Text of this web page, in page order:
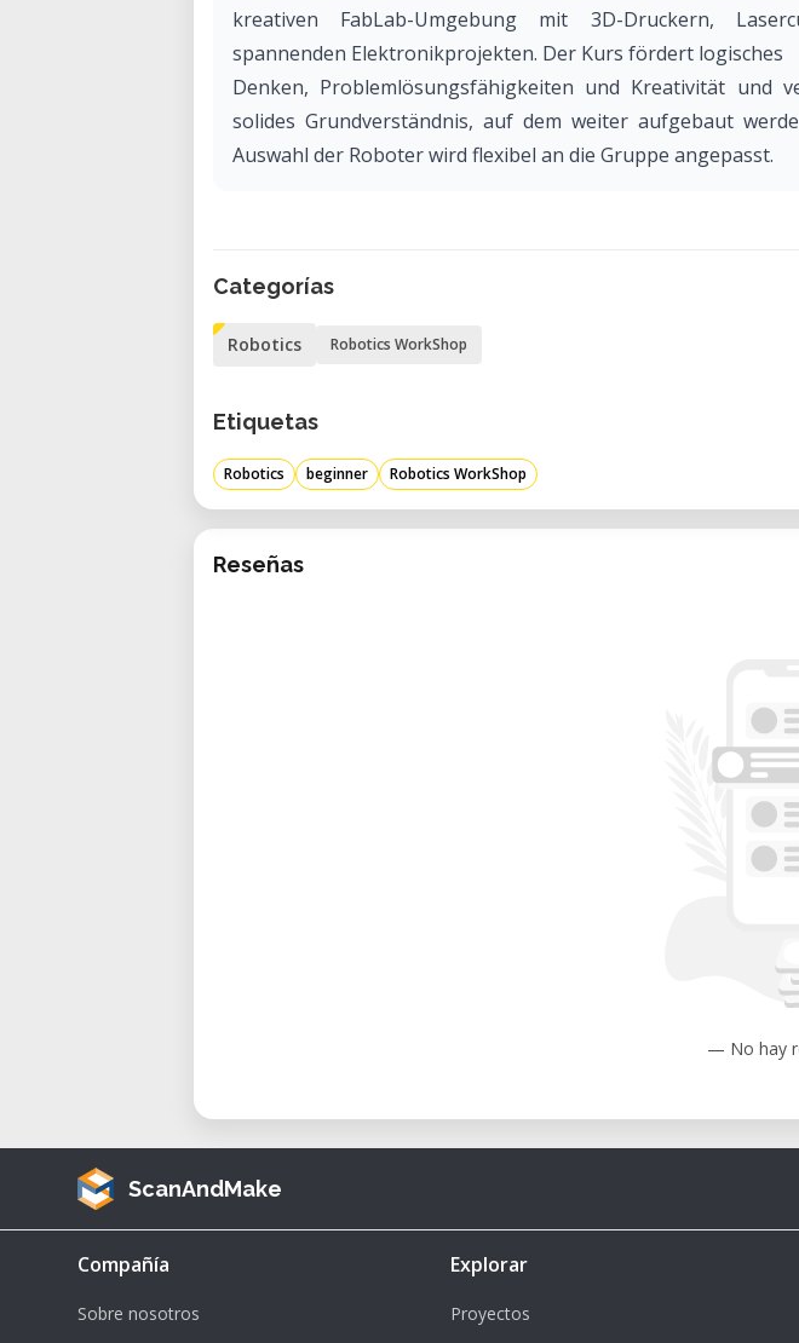
kreativen FabLab-Umgebung mit 3D-Druckern,
spannenden Elektronikprojekten. Der Kurs fördert logisches
Denken, Problemlösungsfähigkeiten und Kreativität und
solides Grundverständnis, auf dem weiter aufgebaut
Auswahl der Roboter wird flexibel an die Gruppe angepasst.
Categorías
Robotics Robotics WorkShop
Etiquetas
Robotics beginner Robotics WorkShop
Reseñas
— No hay
ScanAndMake
Compañía
Sobre nosotros
Explorar
Proyectos